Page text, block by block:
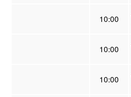
10:00
10:00
10:00